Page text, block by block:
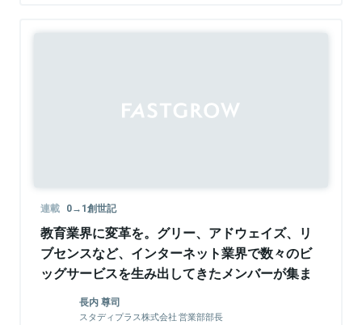
連載 0→1創世記
教育業界に変革を。グリー、アドウェイズ、リ
ブセンスなど、インターネット業界で数々のビ
ッグサービスを生み出してきたメンバーが集ま
るEdTechベンチャースタディプラス
長内 尊司
スタディプラス株式会社 営業部部長